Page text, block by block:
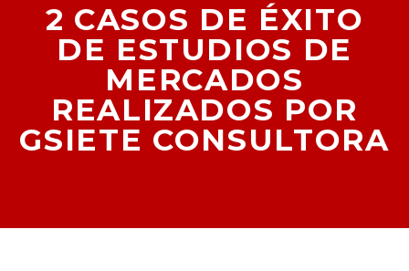
2 CASOS DE ÉXITO
DE ESTUDIOS DE
MERCADOS
REALIZADOS POR
GSIETE CONSULTORA